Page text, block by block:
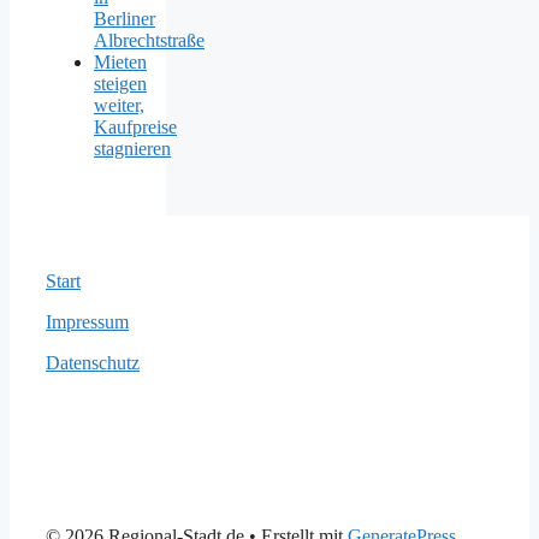
Berliner
Albrechtstraße
Mieten
steigen
weiter,
Kaufpreise
stagnieren
Start
Impressum
Datenschutz